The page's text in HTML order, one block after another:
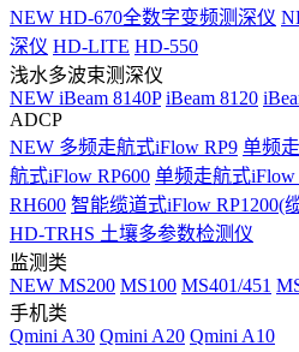
NEW HD-670全数字变频测深仪
深仪 HD-LITE HD-550
浅水多波束测深仪
NEW iBeam 8140P iBeam 8120
ADCP
NEW 多频走航式iFlow RP9 单频
航式iFlow RP600 单频走航式iFlow
RH600 智能缆道式iFlow RP1200(
HD-TRHS 土壤多参数检测仪
监测类
NEW MS200 MS100 MS401/451
手机类
Qmini A30 Qmini A20 Qmini A10